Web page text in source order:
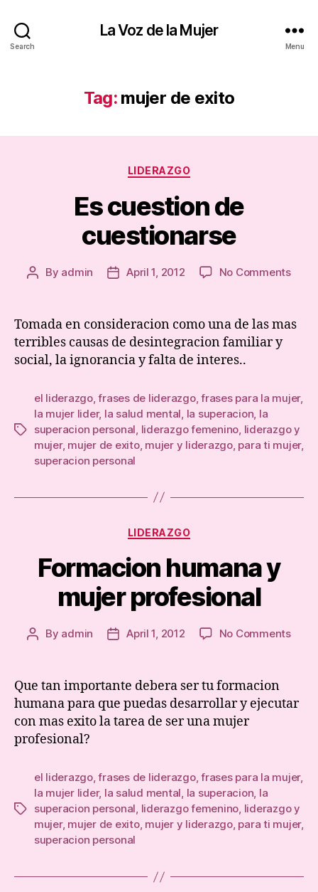
Search
La Voz de la Mujer
Menu
Tag: mujer de exito
Categories
LIDERAZGO
Es cuestion de
cuestionarse
Post
By admin
PostApril 1, 2012 No Commentson
Tomada en consideracion como una de las mas
terribles causas de desintegracion familiar y
social, la ignorancia y falta de interes..
Tags
el liderazgo,frases de liderazgo,frases para la mujer,
la mujer lider, la salud mental la superacion la
superacion personal liderazgo femenino liderazgo y
mujer, mujer de exito, mujer y liderazgo, para ti mujer,
superacion personal
Categories
LIDERAZGO
Formacion humana y
mujer profesional
Post
By admin
PostApril 1, 2012 No Commentson
Que tan importante debera ser tu formacion
humana para que puedas desarrollar y ejecutar
con mas exito la tarea de ser una mujer
profesional?
Tags
el liderazgo,frases de liderazgo,frases para la mujer,
la mujer lider, la salud mental, la superacion, la
superacion personal, liderazgo femenino, liderazgo y
mujer, mujer de exito, mujer y liderazgo, para ti mujer,
superacion personal